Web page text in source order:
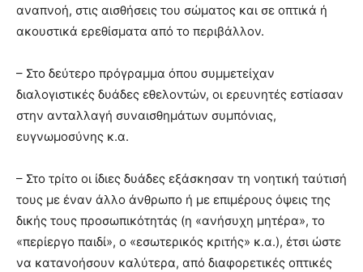
αναπνοή, στις αισθήσεις του σώματος και σε οπτικά ή
ακουστικά ερεθίσματα από το περιβάλλον.
– Στο δεύτερο πρόγραμμα όπου συμμετείχαν
διαλογιστικές δυάδες εθελοντών, οι ερευνητές εστίασαν
στην ανταλλαγή συναισθημάτων συμπόνιας,
ευγνωμοσύνης κ.α.
– Στο τρίτο οι ίδιες δυάδες εξάσκησαν τη νοητική ταύτισή
τους με έναν άλλο άνθρωπο ή με επιμέρους όψεις της
δικής τους προσωπικότητάς (η «ανήσυχη μητέρα», το
«περίεργο παιδί», ο «εσωτερικός κριτής» κ.α.), έτσι ώστε
να κατανοήσουν καλύτερα, από διαφορετικές οπτικές